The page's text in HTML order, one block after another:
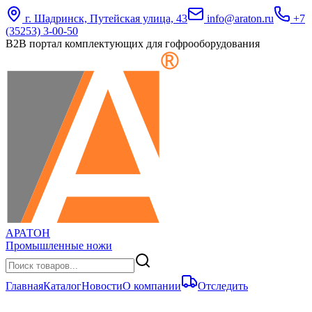
г. Шадринск, Путейская улица, 43 info@araton.ru
+7
(35253) 3-00-50
B2B портал комплектующих для гофрооборудования
АРАТОН
Промышленные ножи
ГлавнаяКаталогНовостиО компании Отследить